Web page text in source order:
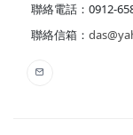
聯絡電話：0912-
聯絡信箱：